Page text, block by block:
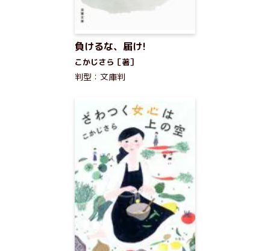
負けるな、届け!
こかじさら［著］
判型：文庫判